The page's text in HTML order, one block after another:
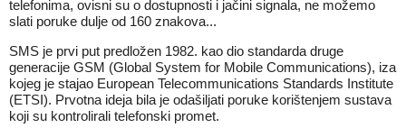
telefonima, ovisni su o dostupnosti i jačini signala, ne možemo
slati poruke dulje od 160 znakova...
SMS je prvi put predložen 1982. kao dio standarda druge
generacije GSM (Global System for Mobile Communications), iza
kojeg je stajao European Telecommunications Standards Institute
(ETSI). Prvotna ideja bila je odašiljati poruke korištenjem sustava
koji su kontrolirali telefonski promet.